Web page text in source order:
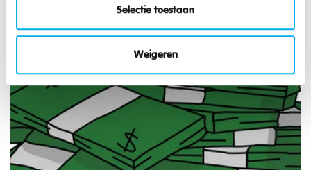
Selectie toestaan
Weigeren